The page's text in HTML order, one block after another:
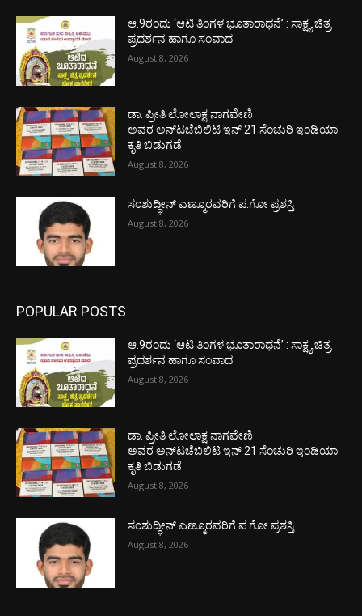
ಆ.9ರಂದು ‘ಆಟಿ ತಿಂಗಳ ಭೂತಾರಾಧನೆ’ : ಸಾಕ್ಷ್ಯ ಚಿತ್ರ
ಪ್ರದರ್ಶನ ಹಾಗೂ ಸಂವಾದ
August 8, 2026
ಡಾ. ಪ್ರೀತಿ ಲೋಲಾಕ್ಷ ನಾಗವೇಣಿ
ಅವರ ಅನ್‌ಟಚೆಬಿಲಿಟಿ ಇನ್ 21 ಸೆಂಚುರಿ ಇಂಡಿಯಾ
ಕೃತಿ ಬಿಡುಗಡೆ
August 8, 2026
ಸಂಶುದ್ಧೀನ್ ಎಣ್ಮೂರವರಿಗೆ ಪ.ಗೋ ಪ್ರಶಸ್ತಿ
August 8, 2026
POPULAR POSTS
ಆ.9ರಂದು ‘ಆಟಿ ತಿಂಗಳ ಭೂತಾರಾಧನೆ’ : ಸಾಕ್ಷ್ಯ ಚಿತ್ರ
ಪ್ರದರ್ಶನ ಹಾಗೂ ಸಂವಾದ
August 8, 2026
ಡಾ. ಪ್ರೀತಿ ಲೋಲಾಕ್ಷ ನಾಗವೇಣಿ
ಅವರ ಅನ್‌ಟಚೆಬಿಲಿಟಿ ಇನ್ 21 ಸೆಂಚುರಿ ಇಂಡಿಯಾ
ಕೃತಿ ಬಿಡುಗಡೆ
August 8, 2026
ಸಂಶುದ್ಧೀನ್ ಎಣ್ಮೂರವರಿಗೆ ಪ.ಗೋ ಪ್ರಶಸ್ತಿ
August 8, 2026